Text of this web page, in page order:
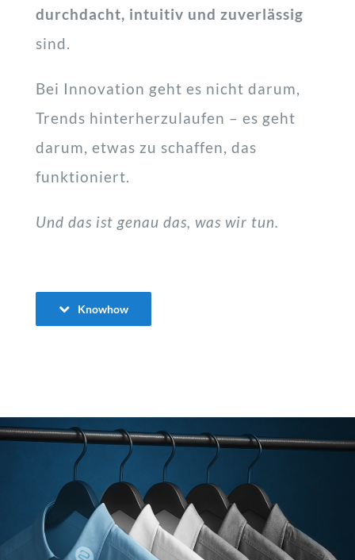
durchdacht, intuitiv und zuverlässig
sind.
Bei Innovation geht es nicht darum,
Trends hinterherzulaufen – es geht
darum, etwas zu schaffen, das
funktioniert.
Und das ist genau das, was wir tun.
Knowhow